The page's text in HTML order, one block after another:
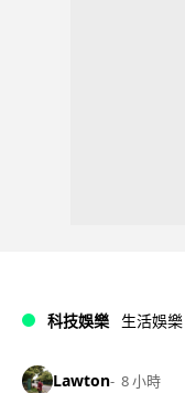
科技娛樂 生活娛樂
Lawton 8 小時